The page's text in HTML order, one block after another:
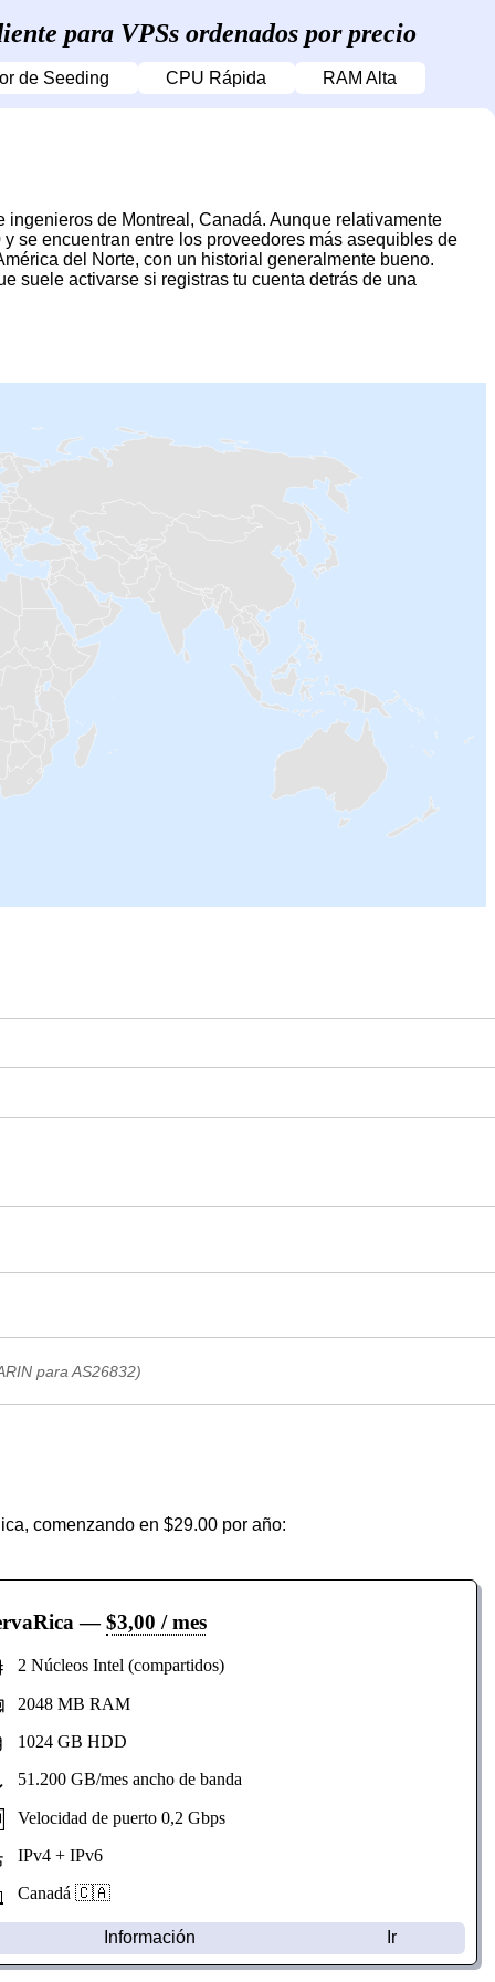
para VPSs ordenados por precio
de Seeding CPU Rápida RAM Alta
de Montreal, Canadá. Aunque relativamente
se encuentran entre los proveedores más asequibles de
del Norte, con un historial generalmente bueno.
suele activarse si registras tu cuenta detrás de una
para AS26832)
comenzando en $29.00 por año:
—$3,00 / mes
2 Núcleos Intel (compartidos)
2048 MB RAM
1024 GB HDD
51.200 GB/mes ancho de banda
Velocidad de puerto 0,2 Gbps
IPv4 + IPv6
Canadá 🇨🇦
Información Ir